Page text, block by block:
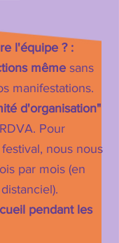
l'équipe ? :
même sans
manifestations.
d'organisation"
Pour
nous nous
par mois (en
pendant les